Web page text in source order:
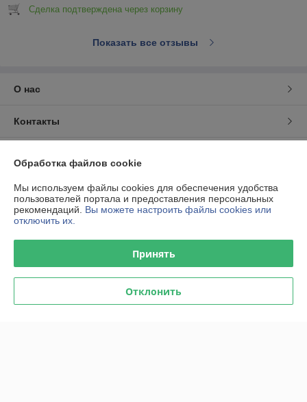
Сделка подтверждена через корзину
Показать все отзывы
О нас
Контакты
График работы
Полная версия сайта
Политика обработки cookies
Сайт создан на платформе Deal.by
Обработка файлов cookie
Мы используем файлы cookies для обеспечения удобства
пользователей портала и предоставления персональных
рекомендаций. Вы можете настроить файлы cookies или
отключить их.
Принять
Отклонить